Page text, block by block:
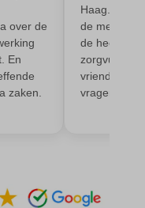
over de
En
zaken.
Haag. Daar
de
de heer
zorgvuldig.
vriendelijk
vragen en